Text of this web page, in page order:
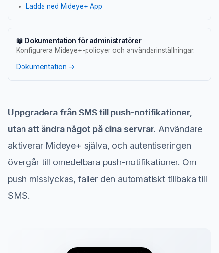
Uppgradera från SMS till push-notifikationer,
utan att ändra något på dina servrar. Användare
aktiverar Mideye+ själva, och autentiseringen
övergår till omedelbara push-notifikationer. Om
push misslyckas, faller den automatiskt tillbaka till
SMS.
Ladda ned Mideye+ App
📖 Dokumentation för administratörer
Konfigurera Mideye+-policyer och användarinställningar.
Dokumentation →